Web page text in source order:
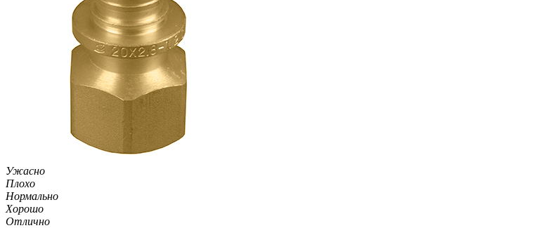
Ужасно
Плохо
Нормально
Хорошо
Отлично